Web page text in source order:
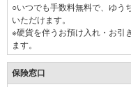
○いつでも手数料無料で、ゆう
いただけます。
※硬貨を伴うお預け入れ・お引
ます。
保険窓口